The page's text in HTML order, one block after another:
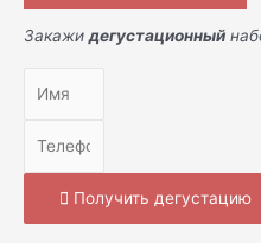
Закажи дегустационный
Получить дегустацию